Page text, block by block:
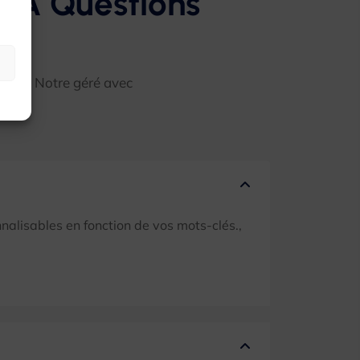
Notre géré avec
en fonction de vos mots-clés.,